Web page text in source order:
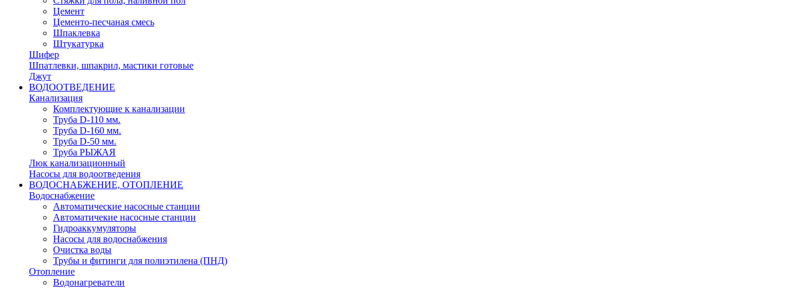
Цемент
Цементо-песчаная смесь
Шпаклевка
Штукатурка
Шифер
Шпатлевки, шпакрил, мастики готовые
Джут
ВОДООТВЕДЕНИЕ
Канализация
Комплектующие к канализации
Труба D-110 мм.
Труба D-160 мм.
Труба D-50 мм.
Труба РЫЖАЯ
Люк канализационный
Насосы для водоотведения
ВОДОСНАБЖЕНИЕ, ОТОПЛЕНИЕ
Водоснабжение
Автоматичеcкие насосные станции
Автоматичекие насосные станции
Гидроаккумуляторы
Насосы для водоснабжения
Очистка воды
Трубы и фитинги для полиэтилена (ПНД)
Отопление
Водонагреватели